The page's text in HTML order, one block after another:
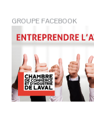
GROUPE FACEBOOK